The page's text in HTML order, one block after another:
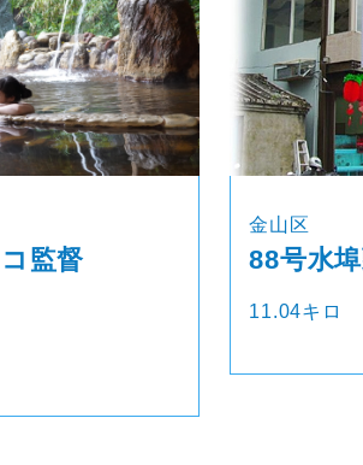
監督
金山区
88号水
11.04キロ